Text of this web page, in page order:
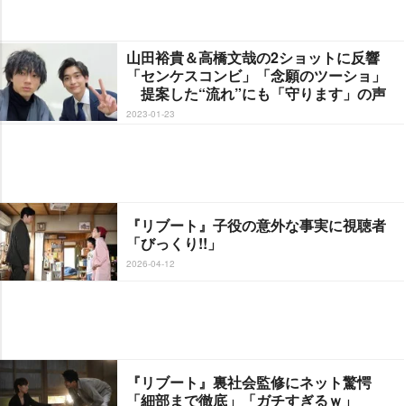
山田裕貴＆高橋文哉の2ショットに反響
「センケスコンビ」「念願のツーショ」
提案した“流れ”にも「守ります」の声
2023-01-23
『リブート』子役の意外な事実に視聴者
「びっくり!!」
2026-04-12
『リブート』裏社会監修にネット驚愕
「細部まで徹底」「ガチすぎるｗ」